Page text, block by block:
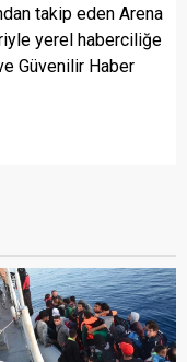
takip eden Arena
yerel haberciliğe
Güvenilir Haber